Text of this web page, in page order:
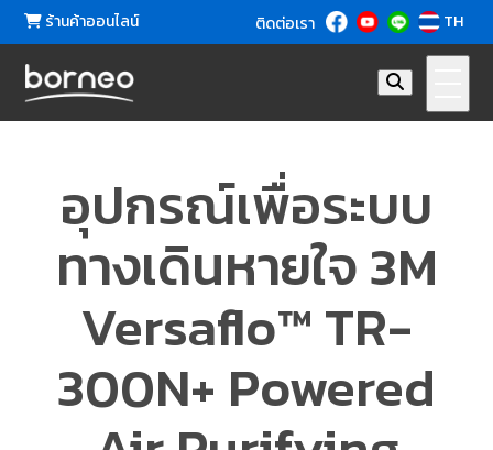
ร้านค้าออนไลน์ ติดต่อเรา TH
อุปกรณ์เพื่อระบบ
ทางเดินหายใจ 3M
Versaflo™ TR-
300N+ Powered